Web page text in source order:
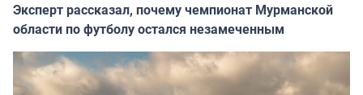
Эксперт рассказал, почему чемпионат Мурманской
области по футболу остался незамеченным